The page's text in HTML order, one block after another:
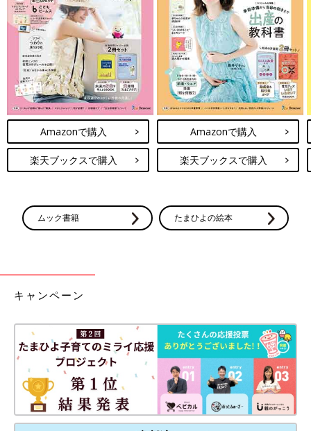
Amazonで購入
楽天ブックスで購入
Amazonで購入
楽天ブックスで購入
ムック書籍 たまひよの絵本
キャンペーン